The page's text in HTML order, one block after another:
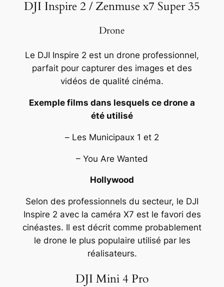
DJI Inspire 2 / Zenmuse x7 Super 35
Drone
Le DJI Inspire 2 est un drone professionnel,
parfait pour capturer des images et des
vidéos de qualité cinéma.
Exemple films dans lesquels ce drone a
été utilisé
– Les Municipaux 1 et 2
– You Are Wanted
Hollywood
Selon des professionnels du secteur, le DJI
Inspire 2 avec la caméra X7 est le favori des
cinéastes. Il est décrit comme probablement
le drone le plus populaire utilisé par les
réalisateurs.
DJI Mini 4 Pro